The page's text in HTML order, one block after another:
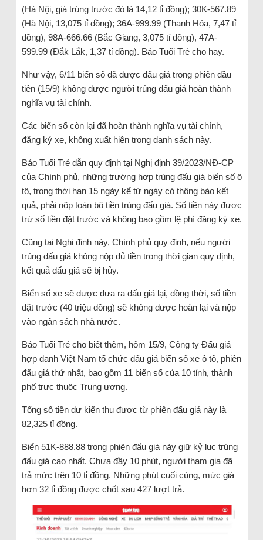
(Hà Nội, giá trúng trước đó là 14,12 tỉ đồng); 30K-567.89
(Hà Nội, 13,075 tỉ đồng); 36A-999.99 (Thanh Hóa, 7,47 tỉ
đồng), 98A-666.66 (Bắc Giang, 3,075 tỉ đồng), 47A-
599.99 (Đắk Lắk, 1,37 tỉ đồng). Báo Tuổi Trẻ cho hay.
Như vậy, 6/11 biển số đã được đấu giá trong phiên đầu
tiên (15/9) không được người trúng đấu giá hoàn thành
nghĩa vụ tài chính.
Các biển số còn lại đã hoàn thành nghĩa vụ tài chính,
đăng ký xe, không xuất hiện trong danh sách này.
Báo Tuổi Trẻ dẫn quy định tại Nghị định 39/2023/NĐ-CP
của Chính phủ, những trường hợp trúng đấu giá biển số ô
tô, trong thời hạn 15 ngày kể từ ngày có thông báo kết
quả, phải nộp toàn bộ tiền trúng đấu giá. Số tiền này được
trừ số tiền đặt trước và không bao gồm lệ phí đăng ký xe.
Cũng tại Nghị định này, Chính phủ quy định, nếu người
trúng đấu giá không nộp đủ tiền trong thời gian quy định,
kết quả đấu giá sẽ bị hủy.
Biển số xe sẽ được đưa ra đấu giá lại, đồng thời, số tiền
đặt trước (40 triệu đồng) sẽ không được hoàn lại và nộp
vào ngân sách nhà nước.
Báo Tuổi Trẻ cho biết thêm, hôm 15/9, Công ty Đấu giá
hợp danh Việt Nam tổ chức đấu giá biển số xe ô tô, phiên
đấu giá thứ nhất, bao gồm 11 biển số của 10 tỉnh, thành
phố trực thuộc Trung ương.
Tổng số tiền dự kiến thu được từ phiên đấu giá này là
82,325 tỉ đồng.
Biển 51K-888.88 trong phiên đấu giá này giữ kỷ lục trúng
đấu giá cao nhất. Chưa đầy 10 phút, người tham gia đã
trả mức trên 10 tỉ đồng. Những phút cuối cùng, mức giá
hơn 32 tỉ đồng được chốt sau 427 lượt trả.